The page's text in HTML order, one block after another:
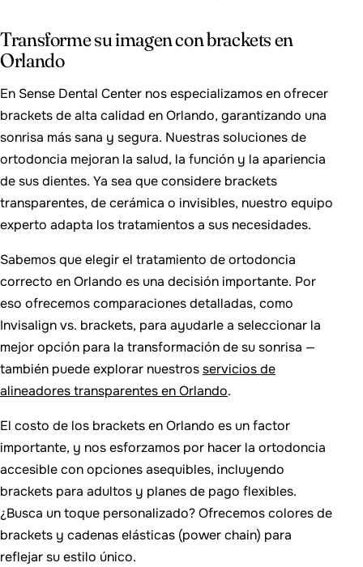
Transforme su imagen con brackets en
Orlando
En Sense Dental Center nos especializamos en ofrecer
brackets de alta calidad en Orlando, garantizando una
sonrisa más sana y segura. Nuestras soluciones de
ortodoncia mejoran la salud, la función y la apariencia
de sus dientes. Ya sea que considere brackets
transparentes, de cerámica o invisibles, nuestro equipo
experto adapta los tratamientos a sus necesidades.
Sabemos que elegir el tratamiento de ortodoncia
correcto en Orlando es una decisión importante. Por
eso ofrecemos comparaciones detalladas, como
Invisalign vs. brackets, para ayudarle a seleccionar la
mejor opción para la transformación de su sonrisa —
también puede explorar nuestrosservicios de
alineadores transparentes en Orlando.
El costo de los brackets en Orlando es un factor
importante, y nos esforzamos por hacer la ortodoncia
accesible con opciones asequibles, incluyendo
brackets para adultos y planes de pago flexibles.
¿Busca un toque personalizado? Ofrecemos colores de
brackets y cadenas elásticas (power chain) para
reflejar su estilo único.